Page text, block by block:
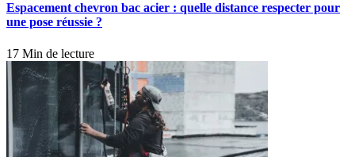
Espacement chevron bac acier : quelle distance respecter pour
une pose réussie ?
17 Min de lecture